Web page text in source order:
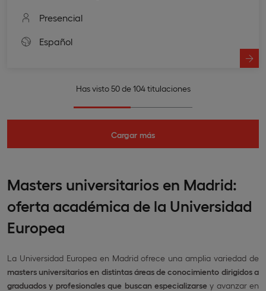
Presencial
Español
Has visto 50 de 104 titulaciones
Cargar más
Masters universitarios en Madrid:
oferta académica de la Universidad
Europea
La Universidad Europea en Madrid ofrece una amplia variedad de
masters universitarios en distintas áreas de conocimiento dirigidos a
graduados y profesionales que buscan especializarsey avanzar en